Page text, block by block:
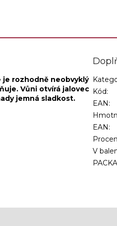
je rozhodně neobvyklý
Vůni otvírá jalovec
jemná sladkost.
Kód:
EAN:
EAN :
V